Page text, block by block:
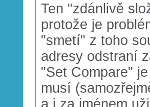
Ten "zdánlivě
protože je
"smetí" z toho
adresy odstraní
"Set Compare"
musí
a i za jménem